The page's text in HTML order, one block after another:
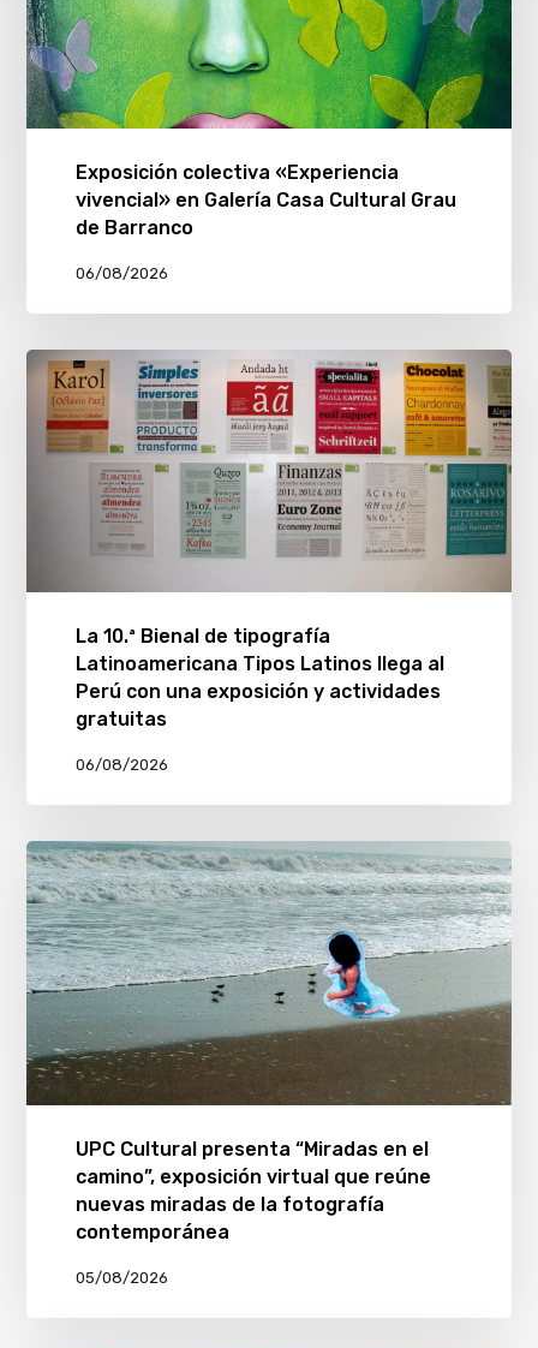
Exposición colectiva «Experiencia
vivencial» en Galería Casa Cultural Grau
de Barranco
06/08/2026
La 10.ª Bienal de tipografía
Latinoamericana Tipos Latinos llega al
Perú con una exposición y actividades
gratuitas
06/08/2026
UPC Cultural presenta “Miradas en el
camino”, exposición virtual que reúne
nuevas miradas de la fotografía
contemporánea
05/08/2026